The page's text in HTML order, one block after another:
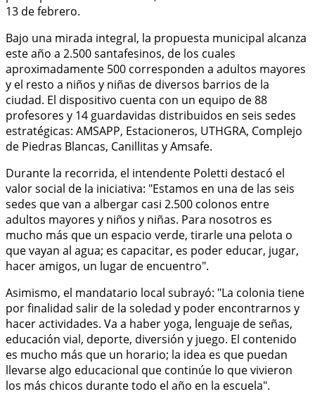
13 de febrero.
Bajo una mirada integral, la propuesta municipal alcanza
este año a 2.500 santafesinos, de los cuales
aproximadamente 500 corresponden a adultos mayores
y el resto a niños y niñas de diversos barrios de la
ciudad. El dispositivo cuenta con un equipo de 88
profesores y 14 guardavidas distribuidos en seis sedes
estratégicas: AMSAPP, Estacioneros, UTHGRA, Complejo
de Piedras Blancas, Canillitas y Amsafe.
Durante la recorrida, el intendente Poletti destacó el
valor social de la iniciativa: "Estamos en una de las seis
sedes que van a albergar casi 2.500 colonos entre
adultos mayores y niños y niñas. Para nosotros es
mucho más que un espacio verde, tirarle una pelota o
que vayan al agua; es capacitar, es poder educar, jugar,
hacer amigos, un lugar de encuentro".
Asimismo, el mandatario local subrayó: "La colonia tiene
por finalidad salir de la soledad y poder encontrarnos y
hacer actividades. Va a haber yoga, lenguaje de señas,
educación vial, deporte, diversión y juego. El contenido
es mucho más que un horario; la idea es que puedan
llevarse algo educacional que continúe lo que vivieron
los más chicos durante todo el año en la escuela".